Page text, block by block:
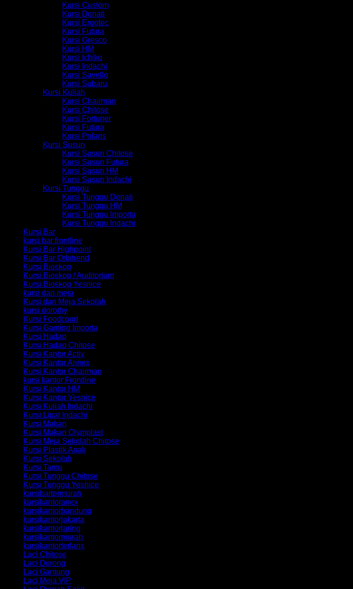
Kursi Custom
Kursi Donati
Kursi Ergotec
Kursi Futura
Kursi Gresco
Kursi HM
Kursi Ichiko
Kursi Indachi
Kursi Savello
Kursi Subaru
Kursi Kuliah
Kursi Chairman
Kursi Chitose
Kursi Fortuner
Kursi Futura
Kursi Polaris
Kursi Susun
Kursi Susun Chitose
Kursi Susun Futura
Kursi Susun HM
Kursi Susun Indachi
Kursi Tunggu
Kursi Tunggu Donati
Kursi Tunggu HM
Kursi Tunggu Importa
Kursi Tunggu Indachi
Kursi Bar
kursi bar frontline
Kursi Bar Highpoint
Kursi Bar Orbitrend
Kursi Bioskop
Kursi Bioskop / Auditorium
Kursi Bioskop Yesnice
kursi dan meja
Kursi dan Meja Sekolah
kursi dorothy
Kursi Foodcourt
Kursi Gaming Importa
Kursi Hadap
Kursi Hadap Chitose
Kursi Kantor Activ
Kursi Kantor Annex
Kursi Kantor Chairman
kursi kantor Frontline
Kursi Kantor HM
Kursi Kantor Yesnice
Kursi Kuliah Indachi
Kursi Lipat Indachi
Kursi Makan
Kursi Makan Olymplast
Kursi Meja Sekolah Chitose
Kursi Plastik Anak
Kursi Sekolah
Kursi Tamu
Kursi Tunggu Chitose
Kursi Tunggu Yesnice
kursibartermurah
kursikantoranex
kursikantorbandung
kursikantorjakarta
kursikantorjaring
kursikantormurah
kursikantorterlaris
Laci Chitose
Laci Dorong
Laci Gantung
Laci Meja VIP